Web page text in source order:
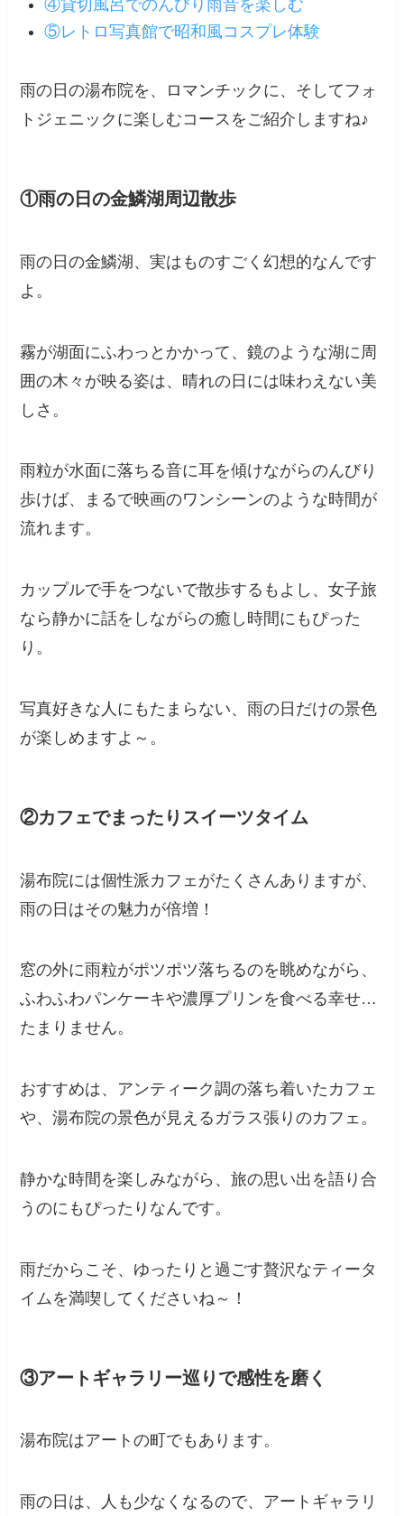
④貸切風呂でのんびり雨音を楽しむ
⑤レトロ写真館で昭和風コスプレ体験
雨の日の湯布院を、ロマンチックに、そしてフォ
トジェニックに楽しむコースをご紹介しますね♪
①雨の日の金鱗湖周辺散歩
雨の日の金鱗湖、実はものすごく幻想的なんです
よ。
霧が湖面にふわっとかかって、鏡のような湖に周
囲の木々が映る姿は、晴れの日には味わえない美
しさ。
雨粒が水面に落ちる音に耳を傾けながらのんびり
歩けば、まるで映画のワンシーンのような時間が
流れます。
カップルで手をつないで散歩するもよし、女子旅
なら静かに話をしながらの癒し時間にもぴった
り。
写真好きな人にもたまらない、雨の日だけの景色
が楽しめますよ～。
②カフェでまったりスイーツタイム
湯布院には個性派カフェがたくさんありますが、
雨の日はその魅力が倍増！
窓の外に雨粒がポツポツ落ちるのを眺めながら、
ふわふわパンケーキや濃厚プリンを食べる幸せ…
たまりません。
おすすめは、アンティーク調の落ち着いたカフェ
や、湯布院の景色が見えるガラス張りのカフェ。
静かな時間を楽しみながら、旅の思い出を語り合
うのにもぴったりなんです。
雨だからこそ、ゆったりと過ごす贅沢なティータ
イムを満喫してくださいね～！
③アートギャラリー巡りで感性を磨く
湯布院はアートの町でもあります。
雨の日は、人も少なくなるので、アートギャラリ